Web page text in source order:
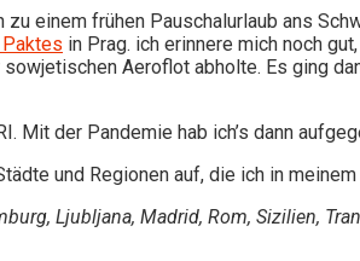
einem frühen Pauschalurlaub ans
in Prag. ich erinnere mich noch
Aeroflot abholte. Es ging
der Pandemie hab ich’s dann
und Regionen auf, die ich in
Ljubljana, Madrid, Rom, Sizilien,